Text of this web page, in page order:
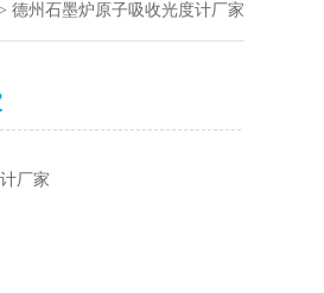
德州石墨炉原子吸收光度计厂家
厂家